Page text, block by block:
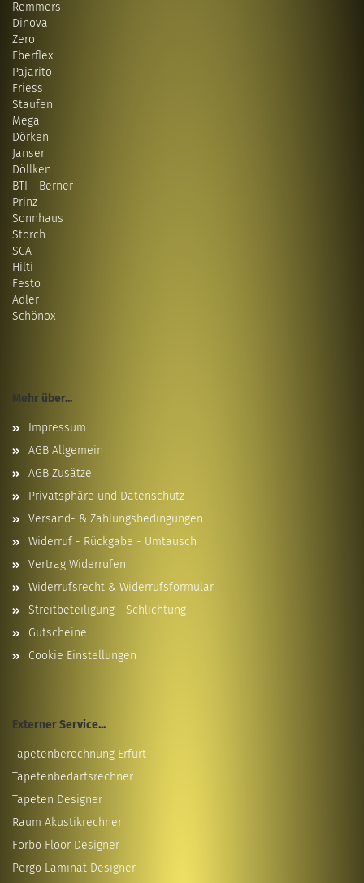
Remmers
Dinova
Zero
Eberflex
Pajarito
Friess
Staufen
Mega
Dörken
Janser
Döllken
BTI - Berner
Prinz
Sonnhaus
Storch
SCA
Hilti
Festo
Adler
Schönox
Mehr über...
Impressum
AGB Allgemein
AGB Zusätze
Privatsphäre und Datenschutz
Versand- & Zahlungsbedingungen
Widerruf - Rückgabe - Umtausch
Vertrag Widerrufen
Widerrufsrecht & Widerrufsformular
Streitbeteiligung - Schlichtung
Gutscheine
Cookie Einstellungen
Externer Service...
Tapetenberechnung Erfurt
Tapetenbedarfsrechner
Tapeten Designer
Raum Akustikrechner
Forbo Floor Designer
Pergo Laminat Designer